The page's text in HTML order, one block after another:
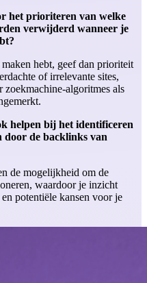
het prioriteren van welke
verwijderd wanneer je
hebt, geef dan prioriteit
of irrelevante sites,
algoritmes als
helpen bij het identificeren
door de backlinks van
de mogelijkheid om de
waardoor je inzicht
potentiële kansen voor je